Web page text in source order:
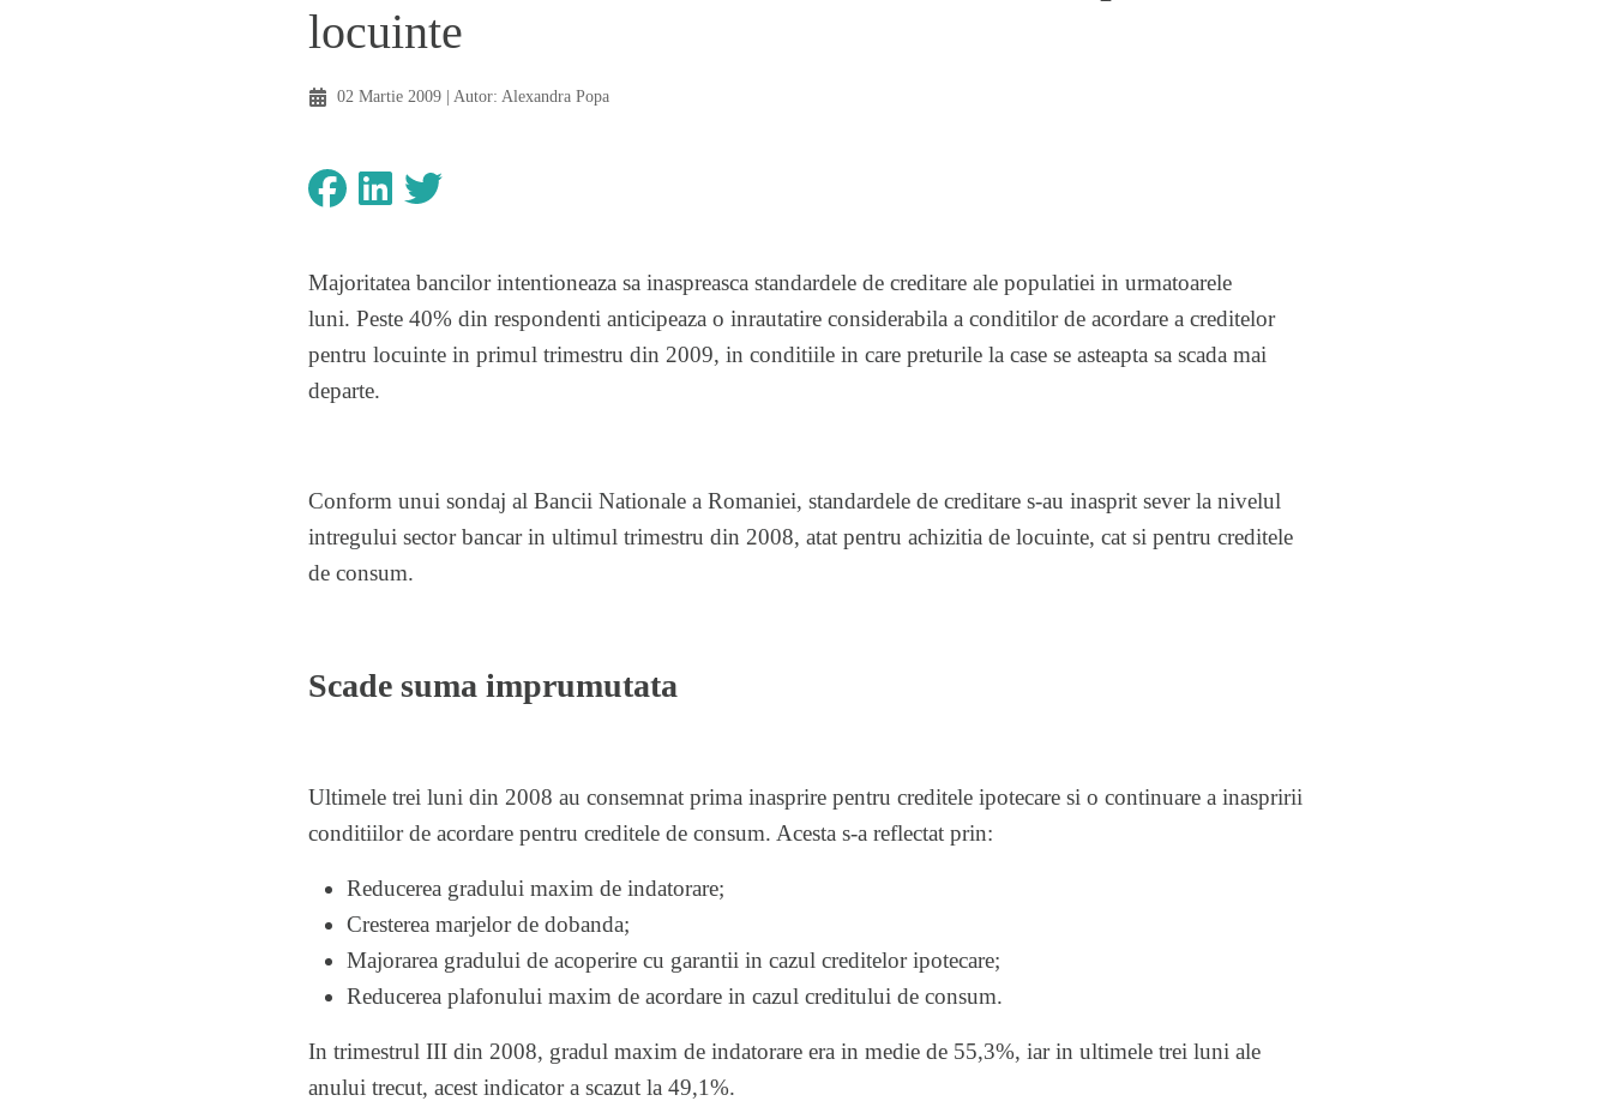
locuinte
02 Martie 2009| Autor: Alexandra Popa
Majoritatea bancilor intentioneaza sa inaspreasca standardele de creditare ale populatiei in urmatoarele
luni. Peste 40% din respondenti anticipeaza o inrautatire considerabila a conditilor de acordare a creditelor
pentru locuinte in primul trimestru din 2009, in conditiile in care preturile la case se asteapta sa scada mai
departe.
Conform unui sondaj al Bancii Nationale a Romaniei, standardele de creditare s-au inasprit sever la nivelul
intregului sector bancar in ultimul trimestru din 2008, atat pentru achizitia de locuinte, cat si pentru creditele
de consum.
Scade suma imprumutata
Ultimele trei luni din 2008 au consemnat prima inasprire pentru creditele ipotecare si o continuare a inaspririi
conditiilor de acordare pentru creditele de consum. Acesta s-a reflectat prin:
Reducerea gradului maxim de indatorare;
Cresterea marjelor de dobanda;
Majorarea gradului de acoperire cu garantii in cazul creditelor ipotecare;
Reducerea plafonului maxim de acordare in cazul creditului de consum.
In trimestrul III din 2008, gradul maxim de indatorare era in medie de 55,3%, iar in ultimele trei luni ale
anului trecut, acest indicator a scazut la 49,1%.